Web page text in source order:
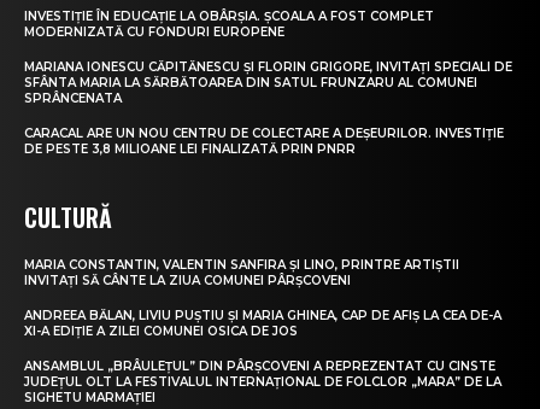
INVESTIȚIE ÎN EDUCAȚIE LA OBÂRȘIA. ȘCOALA A FOST COMPLET
MODERNIZATĂ CU FONDURI EUROPENE
MARIANA IONESCU CĂPITĂNESCU ȘI FLORIN GRIGORE, INVITAȚI SPECIALI DE
SFÂNTA MARIA LA SĂRBĂTOAREA DIN SATUL FRUNZARU AL COMUNEI
SPRÂNCENATA
CARACAL ARE UN NOU CENTRU DE COLECTARE A DEȘEURILOR. INVESTIȚIE
DE PESTE 3,8 MILIOANE LEI FINALIZATĂ PRIN PNRR
CULTURĂ
MARIA CONSTANTIN, VALENTIN SANFIRA ȘI LINO, PRINTRE ARTIȘTII
INVITAȚI SĂ CÂNTE LA ZIUA COMUNEI PÂRȘCOVENI
ANDREEA BĂLAN, LIVIU PUȘTIU ȘI MARIA GHINEA, CAP DE AFIȘ LA CEA DE-A
XI-A EDIȚIE A ZILEI COMUNEI OSICA DE JOS
ANSAMBLUL „BRÂULEȚUL” DIN PÂRȘCOVENI A REPREZENTAT CU CINSTE
JUDEȚUL OLT LA FESTIVALUL INTERNAȚIONAL DE FOLCLOR „MARA” DE LA
SIGHETU MARMAȚIEI